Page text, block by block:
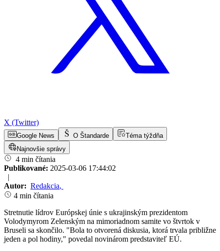
X (Twitter)
Google News O Štandarde
Téma týždňa
Najnovšie správy
4 min čítania
Publikované: 2025-03-06 17:44:02
|
Autor: Redakcia,
4 min čítania
Stretnutie lídrov Európskej únie s ukrajinským prezidentom
Volodymyrom Zelenským na mimoriadnom samite vo štvrtok v
Bruseli sa skončilo. "Bola to otvorená diskusia, ktorá trvala približne
jeden a pol hodiny," povedal novinárom predstaviteľ EÚ.